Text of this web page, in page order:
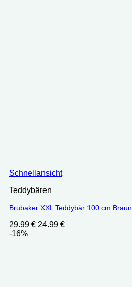
Schnellansicht
Teddybären
Brubaker XXL Teddybär 100 cm Braun
29.99€ Ursprünglicher
24.99 €Aktueller
-16%